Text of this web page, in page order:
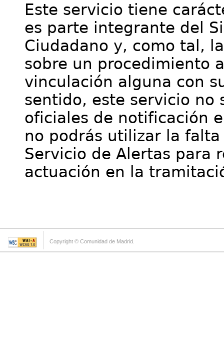
Este servicio tiene
es parte integrante del
Ciudadano y, como tal,
sobre un procedimiento
vinculación alguna con
sentido, este servicio no
oficiales de notificación
no podrás utilizar la
Servicio de Alertas para
actuación en la
Copyright © Comunidad de Madrid.